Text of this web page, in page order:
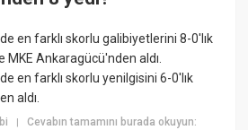
en farklı skorlu galibiyetlerini 8-0'lık
MKE Ankaragücü'nden aldı.
en farklı skorlu yenilgisini 6-0'lık
aldı.
|Cevabın tamamını burada okuyun: